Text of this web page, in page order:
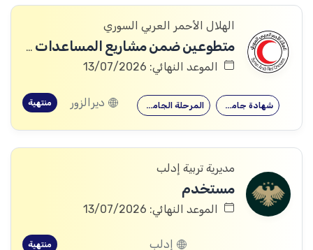
الهلال الأحمر العربي السوري
متطوعين ضمن مشاريع المساعدات النقدية والقسائم .
الموعد النهائي: 13/07/2026
المرحلة الجامعية شهادة جامعية ديرالزور منتهية
مديرية تربية إدلب
مستخدم
الموعد النهائي: 13/07/2026
إدلب منتهية